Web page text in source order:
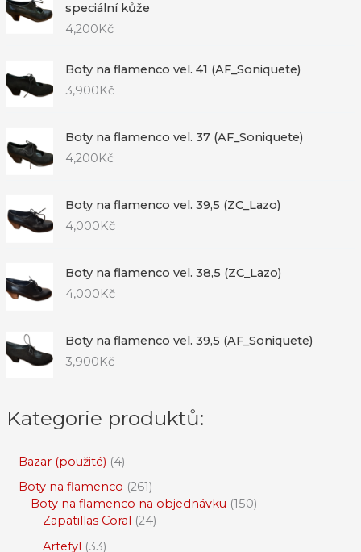
speciální kůže
4,200Kč
Boty na flamenco vel. 41 (AF_Soniquete)
3,900Kč
Boty na flamenco vel. 37 (AF_Soniquete)
4,200Kč
Boty na flamenco vel. 39,5 (ZC_Lazo)
4,000Kč
Boty na flamenco vel. 38,5 (ZC_Lazo)
4,000Kč
Boty na flamenco vel. 39,5 (AF_Soniquete)
3,900Kč
Kategorie produktů:
Bazar (použité) 4
Boty na flamenco 261
Boty na flamenco na objednávku 150
Zapatillas Coral
24
Artefyl
33